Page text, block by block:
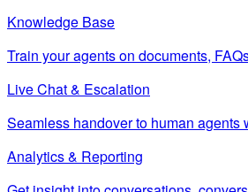
Knowledge Base
Train your agents on documents,
Live Chat & Escalation
Seamless handover to human agents
Analytics & Reporting